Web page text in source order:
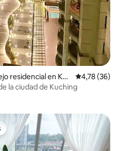
residencial en Kuc
Calificación
4,78 (36)
la ciudad de Kuching